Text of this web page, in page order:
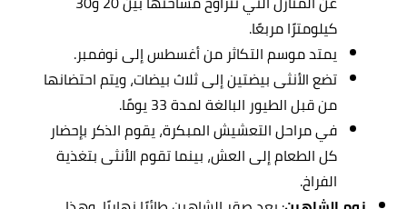
كيلومترًا مربعًا.
يمتد موسم التكاثر من أغسطس إلى نوفمبر.
تضع الأنثى بيضتين إلى ثلاث بيضات، ويتم احتضانها
من قبل الطيور البالغة لمدة 33 يومًا.
في مراحل التعشيش المبكرة، يقوم الذكر بإحضار
كل الطعام إلى العش، بينما تقوم الأنثى بتغذية
الفراخ.